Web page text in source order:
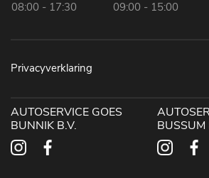
08:00 - 17:30
09:00 - 15:00
Privacyverklaring
AUTOSERVICE GOES
BUNNIK B.V.
BUSSUM